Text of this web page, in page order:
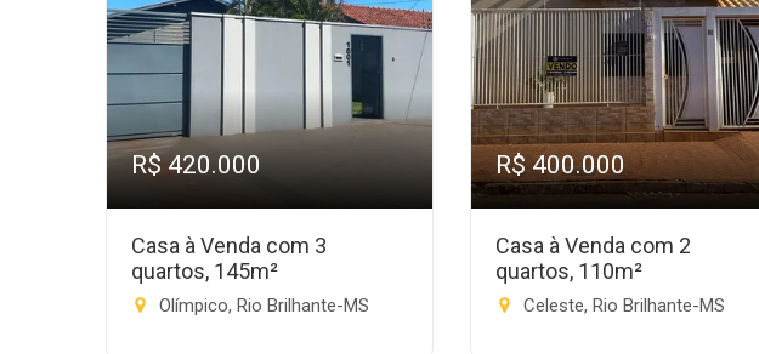
R$ 420.000
Casa à Venda com 3
quartos, 145m²
Olímpico, Rio Brilhante-MS
R$ 400.000
Casa à Venda com 2
quartos, 110m²
Celeste, Rio Brilhante-MS